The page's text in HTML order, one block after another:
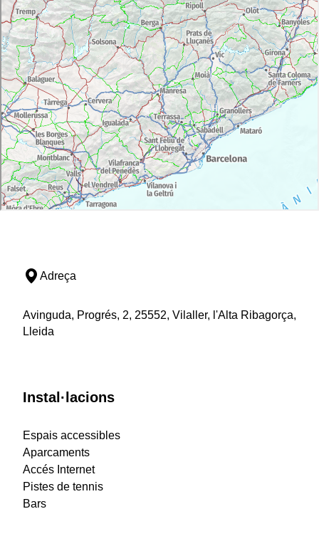
Adreça
Avinguda, Progrés, 2, 25552, Vilaller, l'Alta Ribagorça,
Lleida
Instal·lacions
Espais accessibles
Aparcaments
Accés Internet
Pistes de tennis
Bars